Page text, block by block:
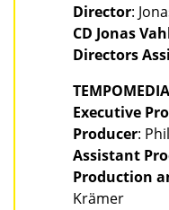
Director:
CD Jonas
Directors
TEMPOMEDIA
Executive
Producer:
Assistant
Production
Krämer